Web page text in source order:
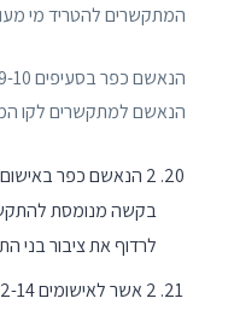
המתקשרים להטריד מי
הנאשם למתקשרים לקו
בקשה מנומסת
לרדוף את ציבור בני